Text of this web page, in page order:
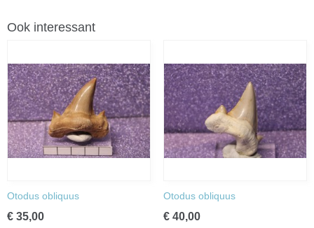
Ook interessant
Otodus obliquus
€ 35,00
Otodus obliquus
€ 40,00